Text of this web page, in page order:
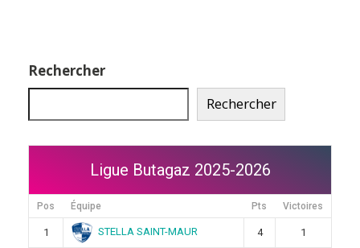
Rechercher
Rechercher
Ligue Butagaz 2025-2026
Pos Équipe Pts Victoires
1 STELLA SAINT-MAUR 4 1